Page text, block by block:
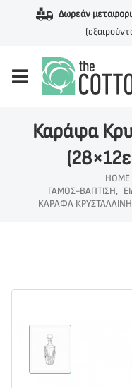
Δωρεάν
Καράφα
HOME
ΓΆΜΟΣ-ΒΆΠΤΙΣΗ,
ΚΑΡΆΦΑ ΚΡΥΣΤΆΛΛΙΝΗ